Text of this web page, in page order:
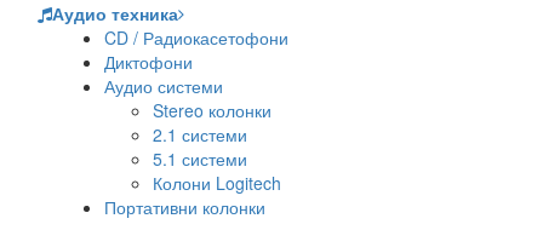
Аудио техника
CD / Радиокасетофони
Диктофони
Аудио системи
Stereo колонки
2.1 системи
5.1 системи
Колони Logitech
Портативни колонки